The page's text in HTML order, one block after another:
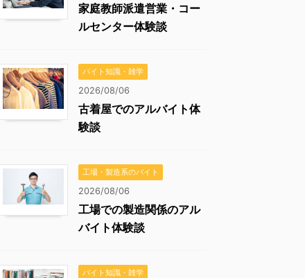
家庭教師派遣営業・コー
ルセンター体験談
バイト知識・雑学
2026/08/06
古着屋でのアルバイト体
験談
工場・製造系のバイト
2026/08/06
工場での製造関係のアル
バイト体験談
バイト知識・雑学